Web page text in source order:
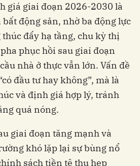
giá giai đoạn 2026-2030 là
động sản, nhờ ba động lực
đẩy hạ tầng, chu kỳ thị
phục hồi sau giai đoạn
nhà ở thực vẫn lớn. Vấn đề
đầu tư hay không”, mà là
và định giá hợp lý, tránh
quá nóng.
giai đoạn tăng mạnh và
khó lặp lại sự bùng nổ
sách tiền tệ thu hẹp